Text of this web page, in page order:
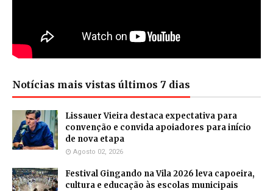
Notícias mais vistas últimos 7 dias
Lissauer Vieira destaca expectativa para
convenção e convida apoiadores para início
de nova etapa
Agosto 02, 2026
Festival Gingando na Vila 2026 leva capoeira,
cultura e educação às escolas municipais